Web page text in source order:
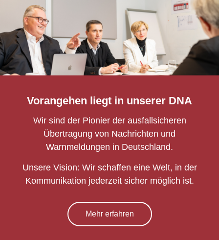
Vorangehen liegt in unserer DNA
Wir sind der Pionier der ausfallsicheren
Übertragung von Nachrichten und
Warnmeldungen in Deutschland.
Unsere Vision: Wir schaffen eine Welt, in der
Kommunikation jederzeit sicher möglich ist.
Mehr erfahren